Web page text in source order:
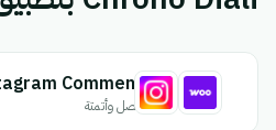
اتصل وأتمتة